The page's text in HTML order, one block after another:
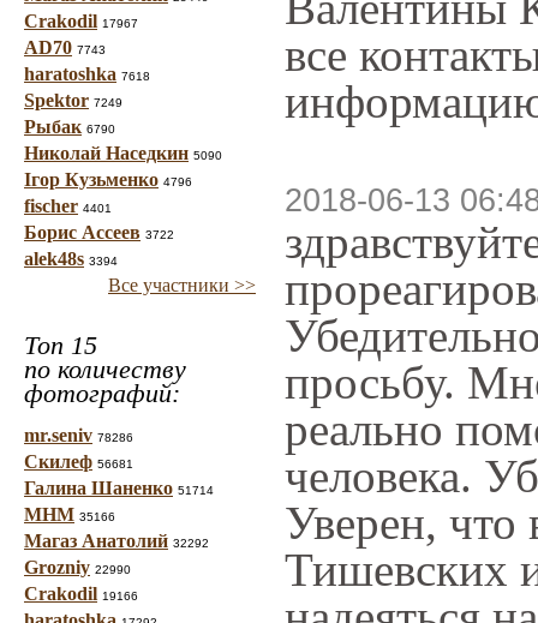
Crakodil 17967
AD70 7743
haratoshka 7618
Spektor 7249
Рыбак 6790
Николай Наседкин 5090
Ігор Кузьменко 4796
fischer 4401
Борис Ассеев 3722
alek48s 3394
Все участники >>
Топ 15
по количеству
фотографий:
mr.seniv 78286
Скилеф 56681
Галина Шаненко 51714
МНМ 35166
Магаз Анатолий 32292
Grozniy 22990
Crakodil 19166
все
2018-06-13
просьбу.
реально
человека.
Уверен, что
Тишевских